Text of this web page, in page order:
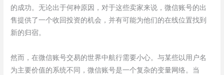
的成功。无论出于何种原因，对于这些卖家来说，微信账号的出
售提供了一个收回投资的机会，并有可能为他们的在线位置找到
新的归宿。
然而，在微信账号交易的世界中航行需要小心。与某些以用户名
为主要价值的系统不同，微信账号是一个复杂的变量网络。当